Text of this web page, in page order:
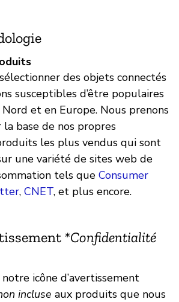
des objets connectés
susceptibles d’être populaires
et en Europe. Nous prenons
la base de nos propres
les plus vendus qui sont
une variété de sites web de
tels que Consumer
, CNET, et plus encore.
*Confidentialité
icône d’avertissement
incluse aux produits que nous